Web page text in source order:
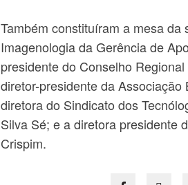
Também constituíram a mesa
Imagenologia da Gerência de
presidente do Conselho
diretor-presidente da
diretora do Sindicato dos
Silva Sé; e a diretora presidente
Crispim.